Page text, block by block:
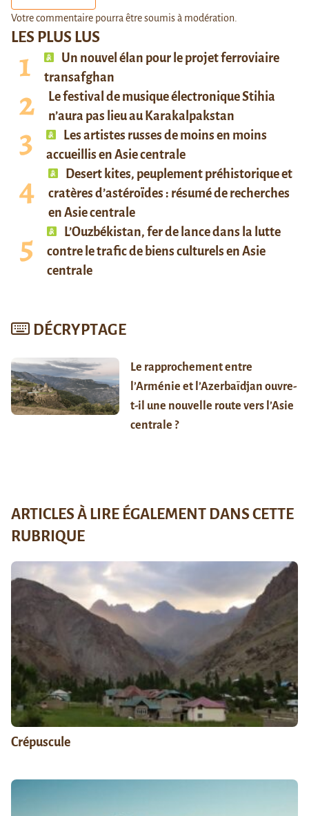
LES PLUS LUS
Un nouvel élan pour le projet ferroviaire
transafghan
Le festival de musique électronique Stihia
n’aura pas lieu au Karakalpakstan
Les artistes russes de moins en moins
accueillis en Asie centrale
Desert kites, peuplement préhistorique et
cratères d’astéroïdes : résumé de recherches
en Asie centrale
L’Ouzbékistan, fer de lance dans la lutte
contre le trafic de biens culturels en Asie
centrale
DÉCRYPTAGE
Le rapprochement entre
l’Arménie et l’Azerbaïdjan ouvre-
t-il une nouvelle route vers l’Asie
centrale ?
Votre commentaire pourra être soumis à modération.
ARTICLES À LIRE ÉGALEMENT DANS CETTE
RUBRIQUE
Crépuscule